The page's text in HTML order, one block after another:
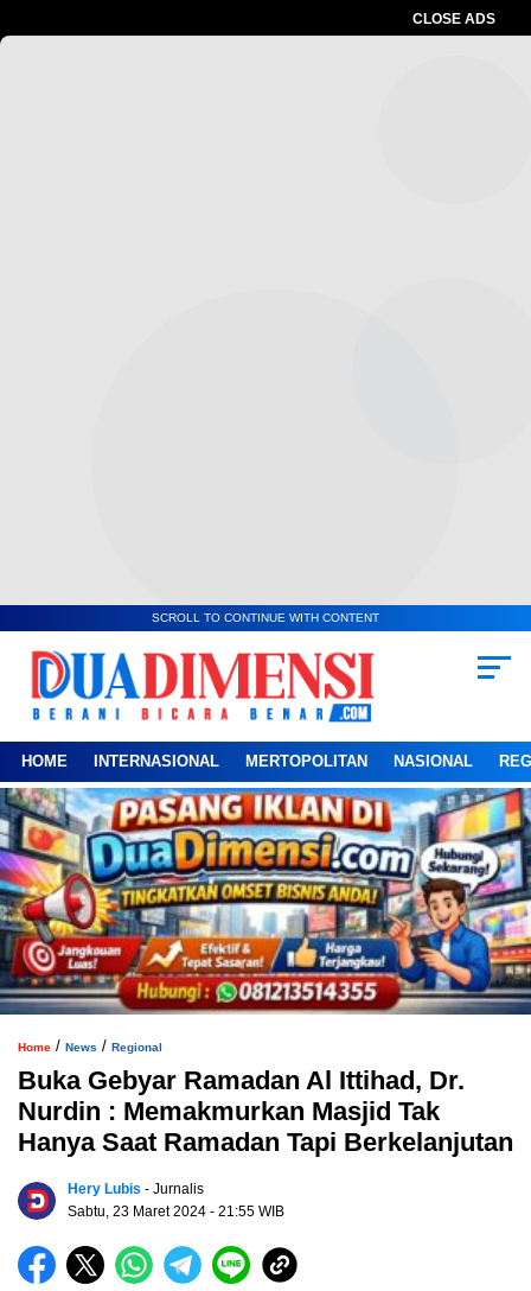
CLOSE ADS
SCROLL TO CONTINUE WITH CONTENT
HOME INTERNASIONAL MERTOPOLITAN NASIONAL
Home / News / Regional
Buka Gebyar Ramadan Al Ittihad, Dr.
Nurdin : Memakmurkan Masjid Tak
Hanya Saat Ramadan Tapi Berkelanjutan
Hery Lubis - Jurnalis
Sabtu, 23 Maret 2024 - 21:55 WIB